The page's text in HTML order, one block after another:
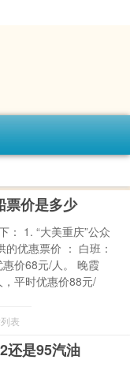
票价是多少
： 1. “大美重庆”公众
的优惠票价 ： 白班：
价68元/人。 晚霞
平时优惠价88元/
表
还是95汽油